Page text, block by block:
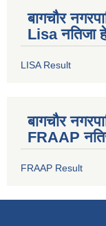
बागचौर
Lisa नतिजा
LISA Result
बागचौर
FRAAP
FRAAP Result